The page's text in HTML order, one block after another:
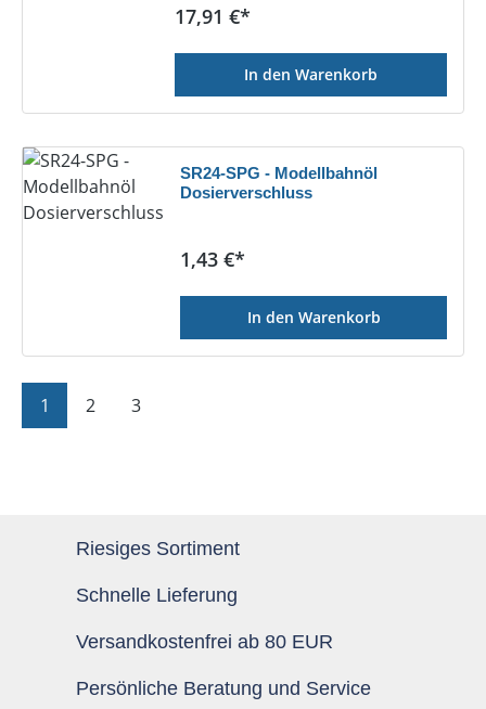
Regulärer Preis:
17,91 €*
In den Warenkorb
SR24-SPG - Modellbahnöl
Dosierverschluss
Regulärer Preis:
1,43 €*
In den Warenkorb
Seite
1 Seite
2 Seite
3
Riesiges Sortiment
Schnelle Lieferung
Versandkostenfrei ab 80 EUR
Persönliche Beratung und Service